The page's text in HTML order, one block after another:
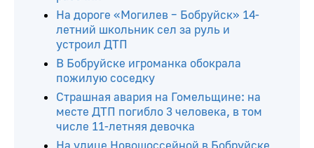
Читайте ещё
На руднике «Беларуськалия» погиб
рабочий
На дороге «Могилев – Бобруйск» 14-
летний школьник сел за руль и
устроил ДТП